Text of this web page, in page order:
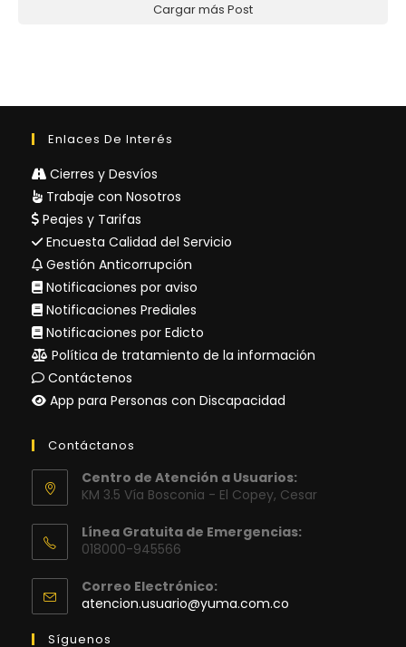
Cargar más Post
Enlaces De Interés
Cierres y Desvíos
Trabaje con Nosotros
Peajes y Tarifas
Encuesta Calidad del Servicio
Gestión Anticorrupción
Notificaciones por aviso
Notificaciones Prediales
Notificaciones por Edicto
Política de tratamiento de la información
Contáctenos
App para Personas con Discapacidad
Contáctanos
Centro de Atención a Usuarios:
KM 3.5 Vía Bosconia - El Copey, Cesar
Línea Gratuita de Emergencias:
018000-945566
Correo Electrónico:
atencion.usuario@yuma.com.co
Síguenos